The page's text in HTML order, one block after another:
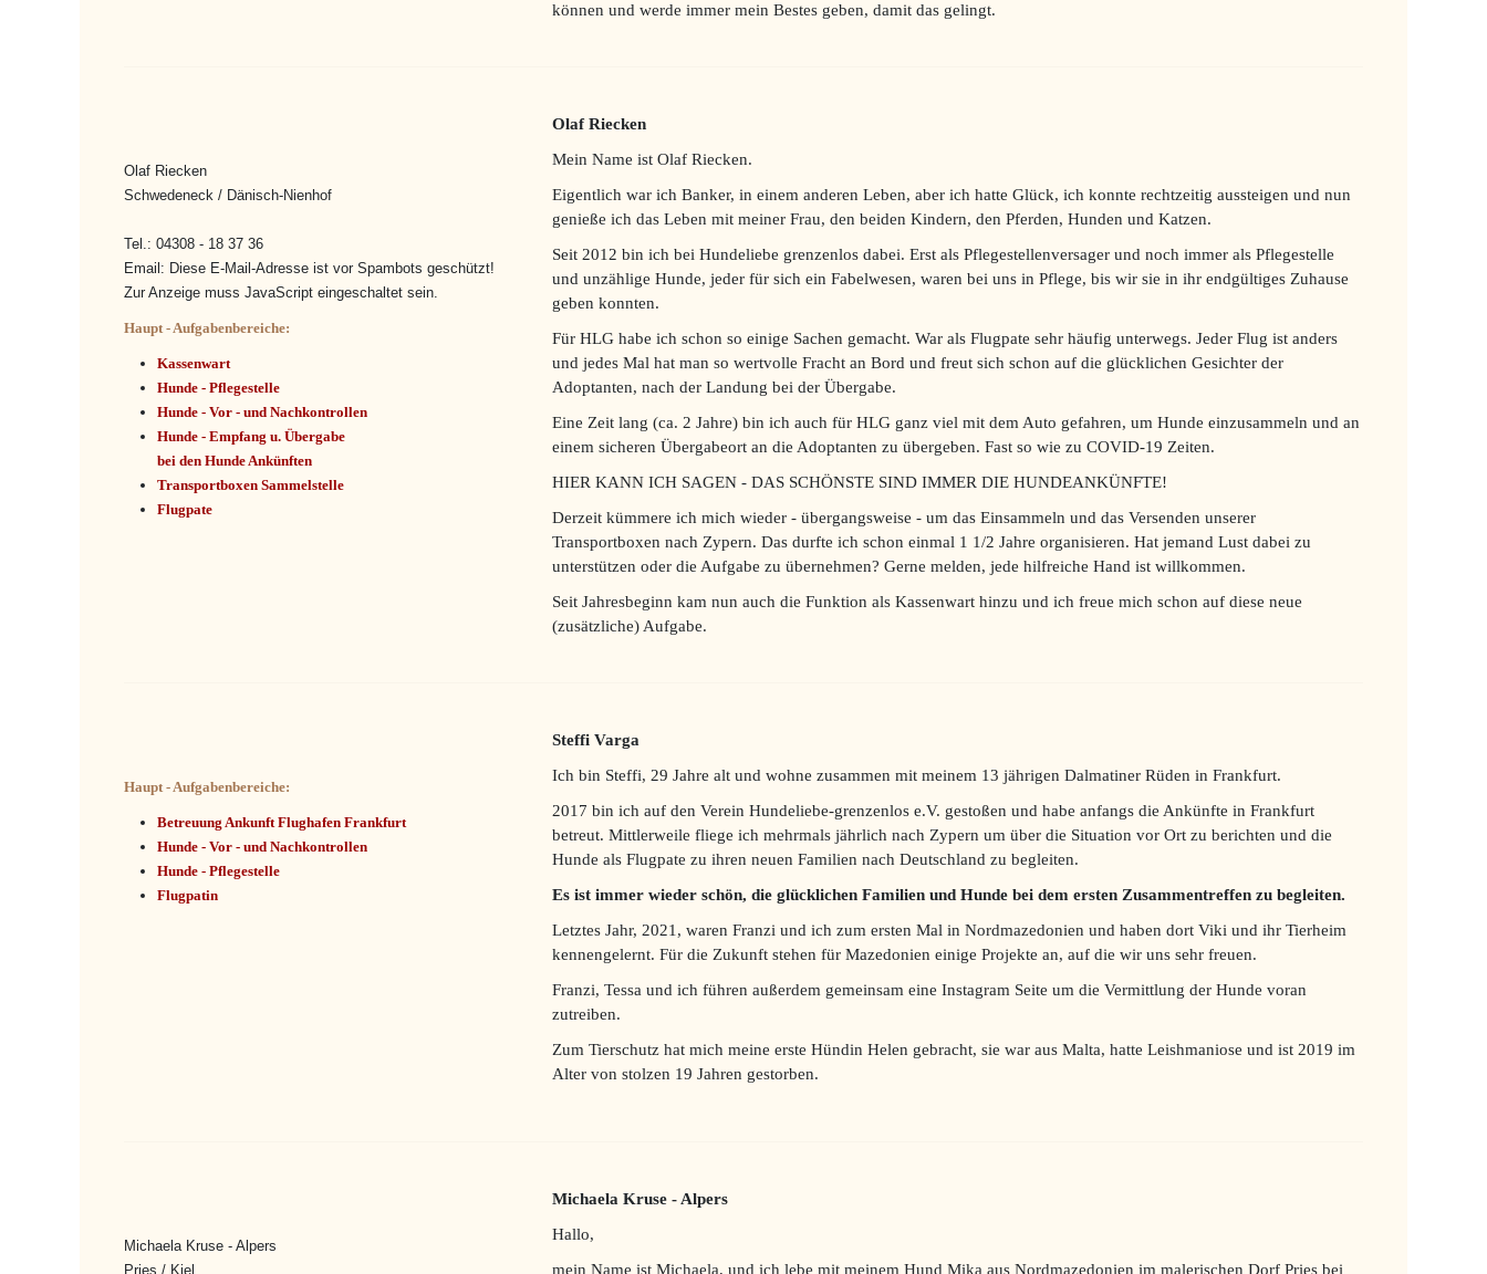
können und werde immer mein Bestes geben, damit das gelingt.
Olaf Riecken
Schwedeneck / Dänisch-Nienhof
Tel.: 04308 - 18 37 36
Email: Diese E-Mail-Adresse ist vor Spambots geschützt!
Zur Anzeige muss JavaScript eingeschaltet sein.
Haupt - Aufgabenbereiche:
Kassenwart
Hunde - Pflegestelle
Hunde - Vor - und Nachkontrollen
Hunde - Empfang u. Übergabe
bei den Hunde Ankünften
Transportboxen Sammelstelle
Flugpate
Olaf Riecken
Mein Name ist Olaf Riecken.
Eigentlich war ich Banker, in einem anderen Leben, aber ich hatte Glück, ich konnte rechtzeitig aussteigen und nun
genieße ich das Leben mit meiner Frau, den beiden Kindern, den Pferden, Hunden und Katzen.
Seit 2012 bin ich bei Hundeliebe grenzenlos dabei. Erst als Pflegestellenversager und noch immer als Pflegestelle
und unzählige Hunde, jeder für sich ein Fabelwesen, waren bei uns in Pflege, bis wir sie in ihr endgültiges Zuhause
geben konnten.
Für HLG habe ich schon so einige Sachen gemacht. War als Flugpate sehr häufig unterwegs. Jeder Flug ist anders
und jedes Mal hat man so wertvolle Fracht an Bord und freut sich schon auf die glücklichen Gesichter der
Adoptanten, nach der Landung bei der Übergabe.
Eine Zeit lang (ca. 2 Jahre) bin ich auch für HLG ganz viel mit dem Auto gefahren, um Hunde einzusammeln und an
einem sicheren Übergabeort an die Adoptanten zu übergeben. Fast so wie zu COVID-19 Zeiten.
HIER KANN ICH SAGEN - DAS SCHÖNSTE SIND IMMER DIE HUNDEANKÜNFTE!
Derzeit kümmere ich mich wieder - übergangsweise - um das Einsammeln und das Versenden unserer
Transportboxen nach Zypern. Das durfte ich schon einmal 1 1/2 Jahre organisieren. Hat jemand Lust dabei zu
unterstützen oder die Aufgabe zu übernehmen? Gerne melden, jede hilfreiche Hand ist willkommen.
Seit Jahresbeginn kam nun auch die Funktion als Kassenwart hinzu und ich freue mich schon auf diese neue
(zusätzliche) Aufgabe.
Haupt - Aufgabenbereiche:
Betreuung Ankunft Flughafen Frankfurt
Hunde - Vor - und Nachkontrollen
Hunde - Pflegestelle
Flugpatin
Steffi Varga
Ich bin Steffi, 29 Jahre alt und wohne zusammen mit meinem 13 jährigen Dalmatiner Rüden in Frankfurt.
2017 bin ich auf den Verein Hundeliebe-grenzenlos e.V. gestoßen und habe anfangs die Ankünfte in Frankfurt
betreut. Mittlerweile fliege ich mehrmals jährlich nach Zypern um über die Situation vor Ort zu berichten und die
Hunde als Flugpate zu ihren neuen Familien nach Deutschland zu begleiten.
Es ist immer wieder schön, die glücklichen Familien und Hunde bei dem ersten Zusammentreffen zu begleiten.
Letztes Jahr, 2021, waren Franzi und ich zum ersten Mal in Nordmazedonien und haben dort Viki und ihr Tierheim
kennengelernt. Für die Zukunft stehen für Mazedonien einige Projekte an, auf die wir uns sehr freuen.
Franzi, Tessa und ich führen außerdem gemeinsam eine Instagram Seite um die Vermittlung der Hunde voran
zutreiben.
Zum Tierschutz hat mich meine erste Hündin Helen gebracht, sie war aus Malta, hatte Leishmaniose und ist 2019 im
Alter von stolzen 19 Jahren gestorben.
Michaela Kruse - Alpers
Pries / Kiel
Michaela Kruse - Alpers
Hallo,
mein Name ist Michaela, und ich lebe mit meinem Hund Mika aus Nordmazedonien im malerischen Dorf Pries bei